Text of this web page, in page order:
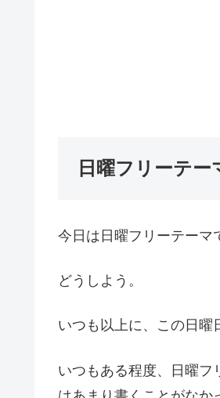
日曜フリーテー
今日は日曜フリーテーマ
どうしよう。
いつも以上に、この日曜
いつもある程度、日曜フ